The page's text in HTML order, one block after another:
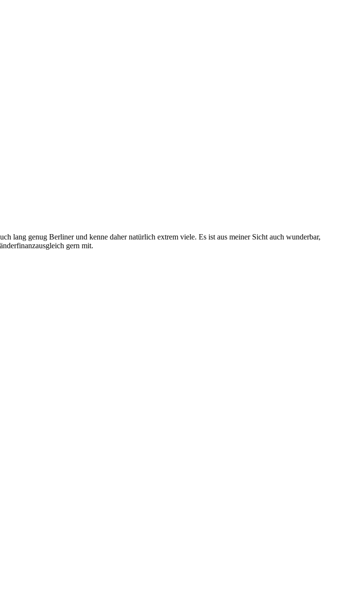
lang genug Berliner und kenne daher natürlich extrem viele. Es ist aus meiner Sicht auch wunderbar,
gern mit.